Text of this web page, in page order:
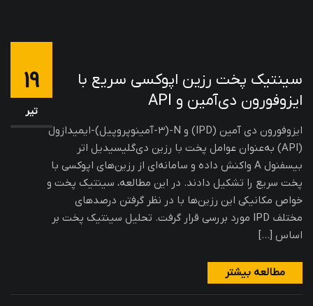
سینتیک پخت رزین اپوکسی سریع با
ایزوفورون دی‌آمین و API
ایزوفورون دی آمین (IPD) و N-(3-آمینوپروپیل)-ایمیدازول
(API) به‌عنوان عوامل پخت با رزین دی‌گلیسیدیل اتر
بیسفنول A واکنش داده و سامانه‌ای از رزین‌های اپوکسی با
پخت سریع را تشکیل دادند. در این مطالعه، سینتیک پخت و
خواص مکانیکی این رزین‌ها با در نظر گرفتن درصدهای
مختلف IPD مورد بررسی قرار گرفت. تحلیل سینتیک پخت بر
اساس […]
19
تیر
مطالعه بیشتر